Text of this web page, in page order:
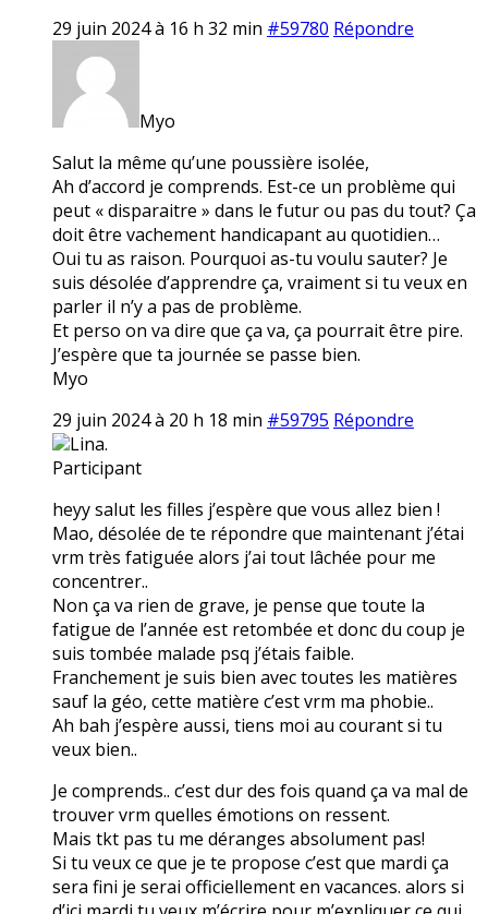
29 juin 2024 à 16 h 32 min #59780 Répondre
Myo
Salut la même qu’une poussière isolée,
Ah d’accord je comprends. Est-ce un problème qui
peut « disparaitre » dans le futur ou pas du tout? Ça
doit être vachement handicapant au quotidien…
Oui tu as raison. Pourquoi as-tu voulu sauter? Je
suis désolée d’apprendre ça, vraiment si tu veux en
parler il n’y a pas de problème.
Et perso on va dire que ça va, ça pourrait être pire.
J’espère que ta journée se passe bien.
Myo
29 juin 2024 à 20 h 18 min #59795 Répondre
Lina.
Participant
heyy salut les filles j’espère que vous allez bien !
Mao, désolée de te répondre que maintenant j’étai
vrm très fatiguée alors j’ai tout lâchée pour me
concentrer..
Non ça va rien de grave, je pense que toute la
fatigue de l’année est retombée et donc du coup je
suis tombée malade psq j’étais faible.
Franchement je suis bien avec toutes les matières
sauf la géo, cette matière c’est vrm ma phobie..
Ah bah j’espère aussi, tiens moi au courant si tu
veux bien..
Je comprends.. c’est dur des fois quand ça va mal de
trouver vrm quelles émotions on ressent.
Mais tkt pas tu me déranges absolument pas!
Si tu veux ce que je te propose c’est que mardi ça
sera fini je serai officiellement en vacances. alors si